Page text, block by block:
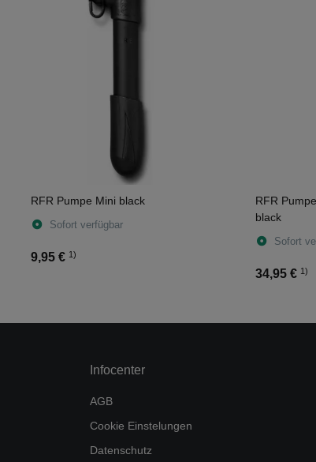
RFR Pumpe Mini black
Sofort verfügbar
9,95 € 1)
RFR
black
Sofort
34,95 € 1)
Infocenter
AGB
Cookie Einstelungen
Datenschutz